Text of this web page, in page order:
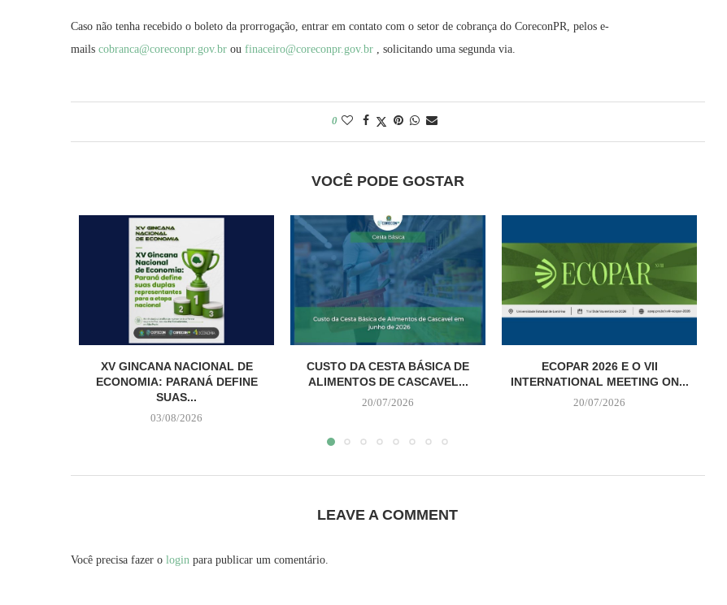
Caso não tenha recebido o boleto da prorrogação, entrar em contato com o setor de cobrança do CoreconPR, pelos e-
mails cobranca@coreconpr.gov.br ou finaceiro@coreconpr.gov.br , solicitando uma segunda via.
0
VOCÊ PODE GOSTAR
XV GINCANA NACIONAL DE
ECONOMIA: PARANÁ DEFINE
SUAS...
03/08/2026
CUSTO DA CESTA BÁSICA DE
ALIMENTOS DE CASCAVEL...
20/07/2026
ECOPAR 2026 E O VII
INTERNATIONAL MEETING ON...
20/07/2026
LEAVE A COMMENT
Você precisa fazer o login para publicar um comentário.